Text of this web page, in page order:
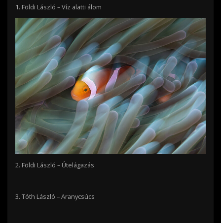
1. Földi László – Víz alatti álom
2. Földi László – Útelágazás
3. Tóth László – Aranycsúcs